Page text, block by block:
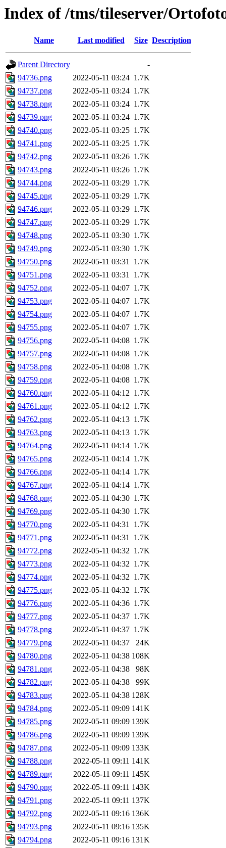
Index of /tms/tileserver/
Name Last modified Size Description
Parent Directory
-
94736.png
2022-05-11 03:24 1.7K
94737.png
2022-05-11 03:24 1.7K
94738.png
2022-05-11 03:24 1.7K
94739.png
2022-05-11 03:24 1.7K
94740.png
2022-05-11 03:25 1.7K
94741.png
2022-05-11 03:25 1.7K
94742.png
2022-05-11 03:26 1.7K
94743.png
2022-05-11 03:26 1.7K
94744.png
2022-05-11 03:29 1.7K
94745.png
2022-05-11 03:29 1.7K
94746.png
2022-05-11 03:29 1.7K
94747.png
2022-05-11 03:29 1.7K
94748.png
2022-05-11 03:30 1.7K
94749.png
2022-05-11 03:30 1.7K
94750.png
2022-05-11 03:31 1.7K
94751.png
2022-05-11 03:31 1.7K
94752.png
2022-05-11 04:07 1.7K
94753.png
2022-05-11 04:07 1.7K
94754.png
2022-05-11 04:07 1.7K
94755.png
2022-05-11 04:07 1.7K
94756.png
2022-05-11 04:08 1.7K
94757.png
2022-05-11 04:08 1.7K
94758.png
2022-05-11 04:08 1.7K
94759.png
2022-05-11 04:08 1.7K
94760.png
2022-05-11 04:12 1.7K
94761.png
2022-05-11 04:12 1.7K
94762.png
2022-05-11 04:13 1.7K
94763.png
2022-05-11 04:13 1.7K
94764.png
2022-05-11 04:14 1.7K
94765.png
2022-05-11 04:14 1.7K
94766.png
2022-05-11 04:14 1.7K
94767.png
2022-05-11 04:14 1.7K
94768.png
2022-05-11 04:30 1.7K
94769.png
2022-05-11 04:30 1.7K
94770.png
2022-05-11 04:31 1.7K
94771.png
2022-05-11 04:31 1.7K
94772.png
2022-05-11 04:32 1.7K
94773.png
2022-05-11 04:32 1.7K
94774.png
2022-05-11 04:32 1.7K
94775.png
2022-05-11 04:32 1.7K
94776.png
2022-05-11 04:36 1.7K
94777.png
2022-05-11 04:37 1.7K
94778.png
2022-05-11 04:37 1.7K
94779.png
2022-05-11 04:37
24K
94780.png
2022-05-11 04:38 108K
94781.png
2022-05-11 04:38
98K
94782.png
2022-05-11 04:38
99K
94783.png
2022-05-11 04:38 128K
94784.png
2022-05-11 09:09 141K
94785.png
2022-05-11 09:09 139K
94786.png
2022-05-11 09:09 139K
94787.png
2022-05-11 09:09 133K
94788.png
2022-05-11 09:11 141K
94789.png
2022-05-11 09:11 145K
94790.png
2022-05-11 09:11 143K
94791.png
2022-05-11 09:11 137K
94792.png
2022-05-11 09:16 136K
94793.png
2022-05-11 09:16 135K
94794.png
2022-05-11 09:16 131K